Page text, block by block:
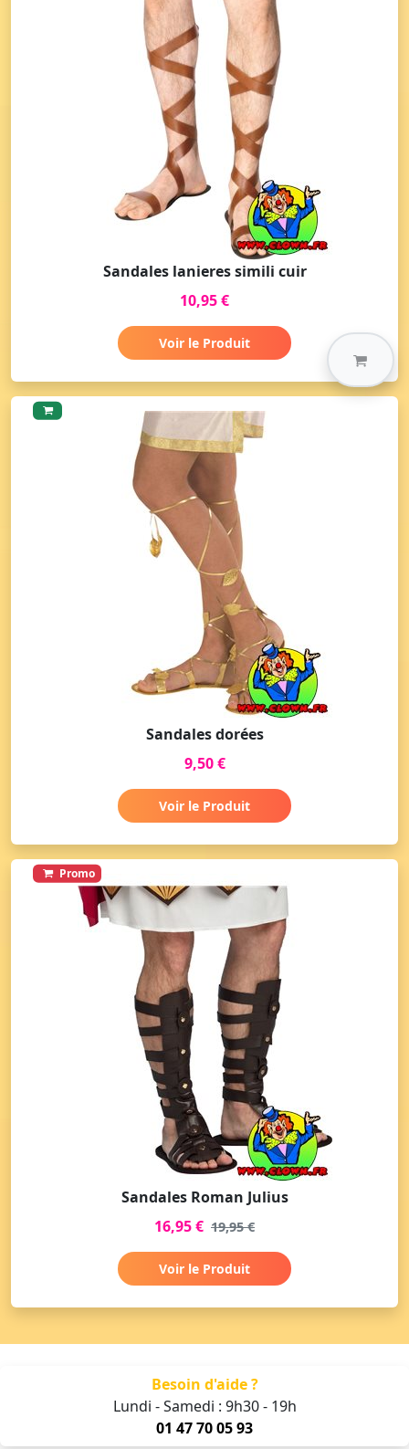
Sandales lanieres simili cuir
10,95 €
Voir le Produit
Sandales dorées
9,50 €
Voir le Produit
Promo
Sandales Roman Julius
16,95 € 19,95 €
Voir le Produit
Besoin d'aide ?
Lundi - Samedi : 9h30 - 19h
01 47 70 05 93